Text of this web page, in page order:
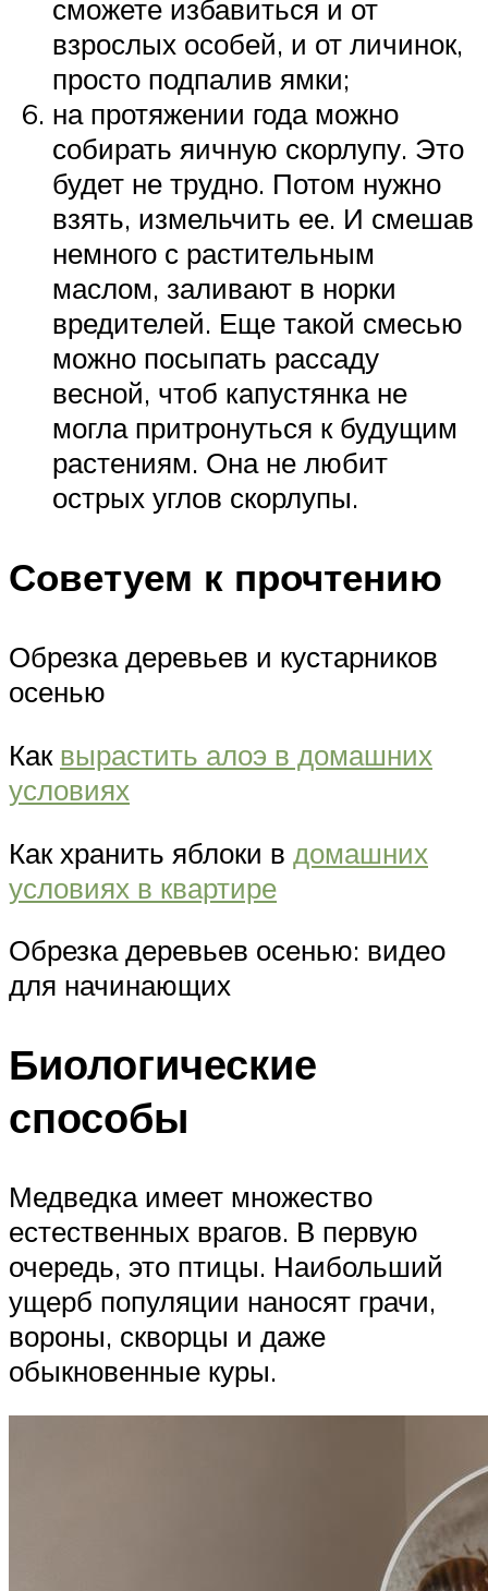
сможете избавиться и от
взрослых особей, и от личинок,
просто подпалив ямки;
на протяжении года можно
собирать яичную скорлупу. Это
будет не трудно. Потом нужно
взять, измельчить ее. И смешав
немного с растительным
маслом, заливают в норки
вредителей. Еще такой смесью
можно посыпать рассаду
весной, чтоб капустянка не
могла притронуться к будущим
растениям. Она не любит
острых углов скорлупы.
Советуем к прочтению
Обрезка деревьев и кустарников
осенью
Как вырастить алоэ в домашних
условиях
Как хранить яблоки в домашних
условиях в квартире
Обрезка деревьев осенью: видео
для начинающих
Биологические
способы
Медведка имеет множество
естественных врагов. В первую
очередь, это птицы. Наибольший
ущерб популяции наносят грачи,
вороны, скворцы и даже
обыкновенные куры.